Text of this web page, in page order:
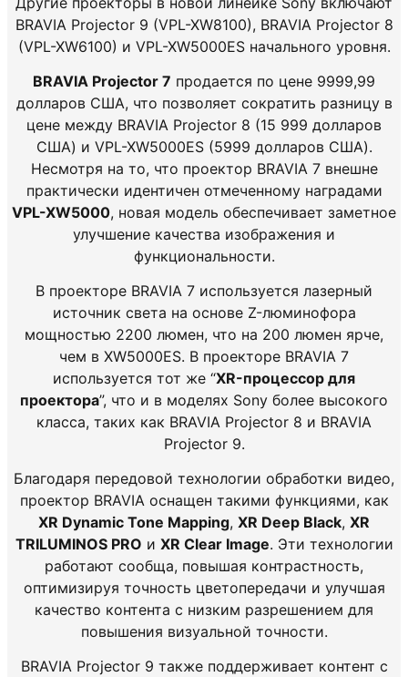
BRAVIA Projector 9 (VPL-XW8100), BRAVIA Projector 8
(VPL-XW6100) и VPL-XW5000ES начального уровня.
BRAVIA Projector 7 продается по цене 9999,99
долларовСША, что позволяет сократить разницув
цене между BRAVIA Projector 8 (15 999 долларов
США) и VPL-XW5000ES (5999 долларовСША).
Несмотря на то, что проектор BRAVIA 7 внешне
практически идентичен отмеченному наградами
VPL-XW5000, новая модель обеспечивает заметное
улучшение качества изображения и
функциональности.
В проекторе BRAVIA 7 используется лазерный
источник света на основе Z-люминофора
мощностью 2200 люмен, что на 200 люмен ярче,
чем в XW5000ES. В проекторе BRAVIA 7
используется тот же “XR-процессор для
проектора”, что и в моделях Sony более высокого
класса, таких как BRAVIA Projector 8 и BRAVIA
Projector 9.
Благодаря передовой технологии обработки видео,
проектор BRAVIAоснащен такими функциями, как
XR Dynamic Tone Mapping, XR Deep Black, XR
TRILUMINOS PRO и XR Clear Image. Эти технологии
работают сообща, повышая контрастность,
оптимизируя точность цветопередачи и улучшая
качество контента с низким разрешением для
повышения визуальной точности.
BRAVIA Projector 9 также поддерживает контент с